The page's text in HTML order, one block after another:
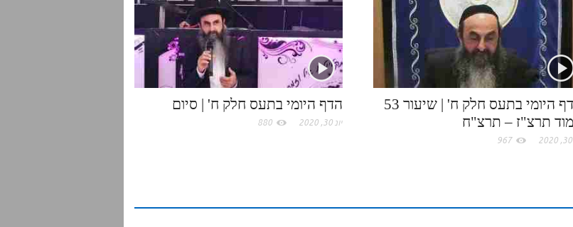
k
c הדף היומי בתעס חלק ח' | סיום
יונ 30, 2020 880
הדף היומי בתעס חלק ח' | שיעור 53
תרצ"ז – תרצ"ח
967